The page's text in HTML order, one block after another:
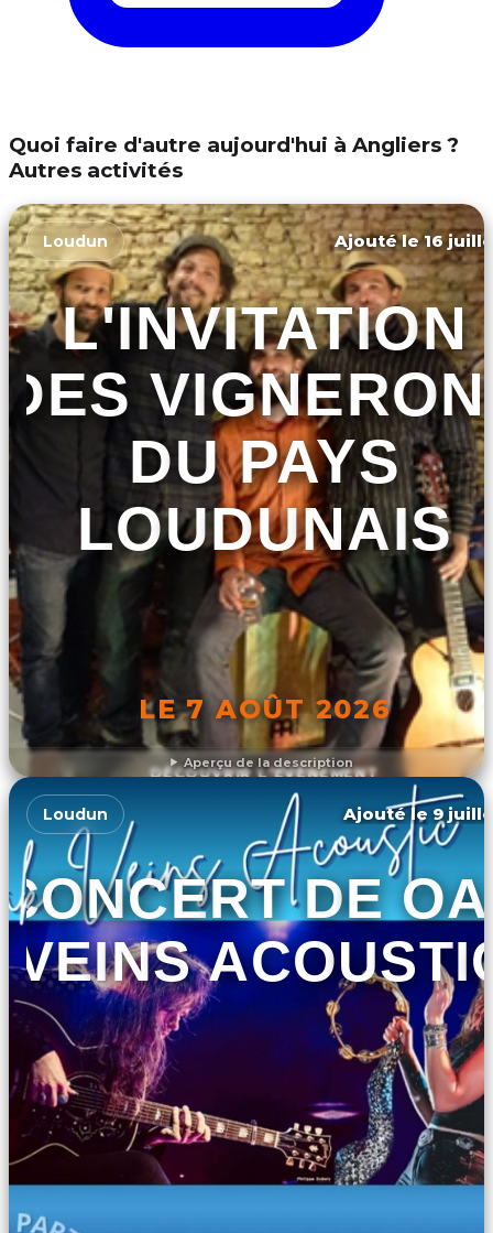
Quoi faire d'autre aujourd'hui à Angliers ?
Autres activités
Aperçu de la description
Loudun Ajouté le 16
L'INVITATION
DES
DU PAYS
LOUDUNAIS
LE 7 AOÛT 2026
DÉCOUVRIR L'ÉVÉNEMENT
Loudun Ajouté le 9
DE
VEINS